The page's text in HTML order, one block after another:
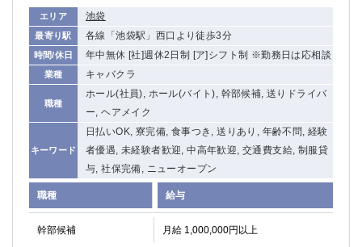
エリア 池袋
最寄り駅 各線「池袋駅」西口より徒歩3分
時間/休日 年中無休 [社]週休2日制 [ア]シフト制 ※勤務日は応相談
業種 キャバクラ
職種
ホール(社員), ホール(バイト), 幹部候補, 送りドライバ
ー, ヘアメイク
キーワード
日払いOK, 寮完備, 食事つき, 送りあり, 年齢不問, 経験
者優遇, 未経験者歓迎, 中高年歓迎, 交通費支給, 制服貸
与, 社保完備, ニューオープン
職種 給与
幹部候補 月給 1,000,000円以上